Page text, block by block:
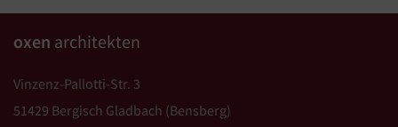
oxen architekten
Vinzenz-Pallotti-Str. 3
51429 Bergisch Gladbach (Bensberg)